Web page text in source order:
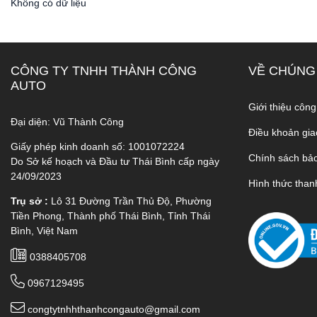
Không có dữ liệu
CÔNG TY TNHH THÀNH CÔNG
AUTO
Đại diện: Vũ Thành Công
Giấy phép kinh doanh số: 1001072224
Do Sở kế hoạch và Đầu tư Thái Bình cấp ngày
24/09/2023
Trụ sở : Lô 31 Đường Trần Thủ Độ, Phường
Tiền Phong, Thành phố Thái Bình, Tỉnh Thái
Bình, Việt Nam
0388405708
0967129495
congtytnhhthanhcongauto@gmail.com
VỀ
Giới thiệu
Điều khoản
Chính sách
Hình thức